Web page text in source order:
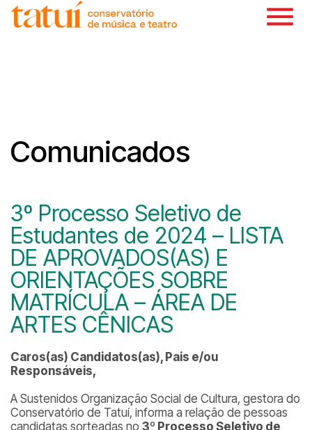
Comunicados
3º Processo Seletivo de
Estudantes de 2024 – LISTA
DE APROVADOS(AS) E
ORIENTAÇÕES SOBRE
MATRÍCULA – ÁREA DE
ARTES CÊNICAS
Caros(as) Candidatos(as), Pais e/ou
Responsáveis,
A Sustenidos Organização Social de Cultura, gestora do
Conservatório de Tatuí, informa a relação de pessoas
candidatas sorteadas no 3º Processo Seletivo de